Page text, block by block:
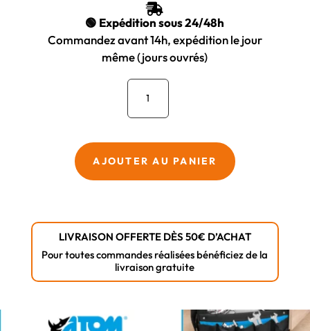

🟢 Expédition sous 24/48h
Commandez avant 14h, expédition le jour
même (jours ouvrés)
quantité
Clé
molette
Atom
AJOUTER AU PANIER
LIVRAISON OFFERTE DÈS 50€ D’ACHAT
Pour toutes commandes réalisées bénéficiez de la
livraison gratuite